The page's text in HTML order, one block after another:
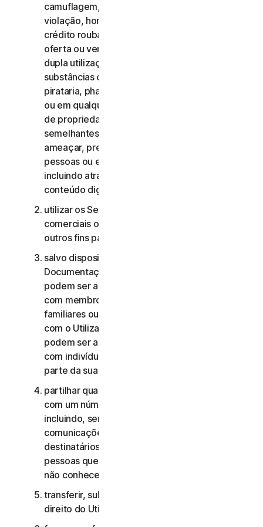
camuflagem, extorsão, chantagem, rapto,
violação, homicídio, venda de cartões de
crédito roubados, venda de bens roubados,
oferta ou venda de materiais militares e de
dupla utilização proibidos, oferta ou venda de
substâncias controladas, roubo de identidade,
pirataria, pharming, scraping de qualquer forma
ou em qualquer escala, pirataria digital, violação
de propriedade intelectual e outras atividades
semelhantes; ou para assediar, perseguir,
ameaçar, prejudicar ou monitorizar outras
pessoas ou explorar crianças de qualquer forma,
incluindo através de áudio, vídeo, fotografia,
conteúdo digital, etc.;
utilizar os Serviços de Consumidor para fins
comerciais ou os Serviços Comerciais para
outros fins para além de fins comerciais internos;
salvo disposição em contrário no CLS ou na
Documentação, os Serviços de Consumidor não
podem ser acedidos, utilizados ou partilhados
com membros da família, membros não
familiares ou outros indivíduos que não residam
com o Utilizador, e os Serviços Comerciais não
podem ser acedidos, utilizados ou partilhados
com indivíduos que não sejam colaboradores ou
parte da sua Pequena Empresa;
partilhar quaisquer dados ou outros conteúdos
com um número excessivo de pessoas,
incluindo, sem limitação, o envio de
comunicações para um número elevado de
destinatários ou a partilha de conteúdo com
pessoas que o Utilizador não conhece ou que
não conhecem o Utilizador;
transferir, sublicenciar, alugar e/ou emprestar o
direito do Utilizador de utilizar os Serviços;